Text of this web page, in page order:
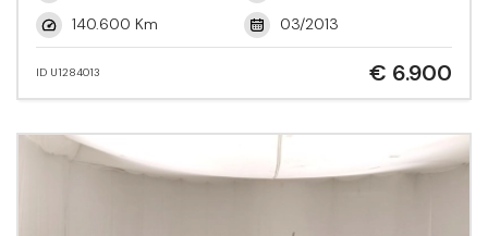
140.600 Km
03/2013
ID U1284013 € 6.900